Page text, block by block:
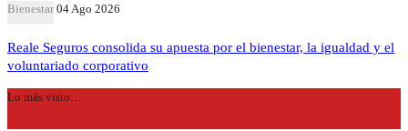
Bienestar 04 Ago 2026
Reale Seguros consolida su apuesta por el bienestar, la igualdad y el
voluntariado corporativo
Lo más visto…